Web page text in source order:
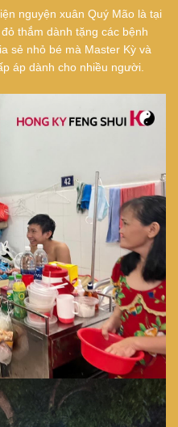
nguyện xuân Quý Mão là tại
thắm dành tặng các bệnh
sẻ nhỏ bé mà Master Kỳ và
áp dành cho nhiều người.